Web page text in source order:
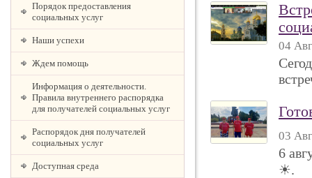
Порядок предоставления
социальных услуг
Наши успехи
Ждем помощь
Информация о деятельности.
Правила внутреннего распорядка
для получателей социальных услуг
Распорядок дня получателей
социальных услуг
Доступная среда
04
03
6
☀.